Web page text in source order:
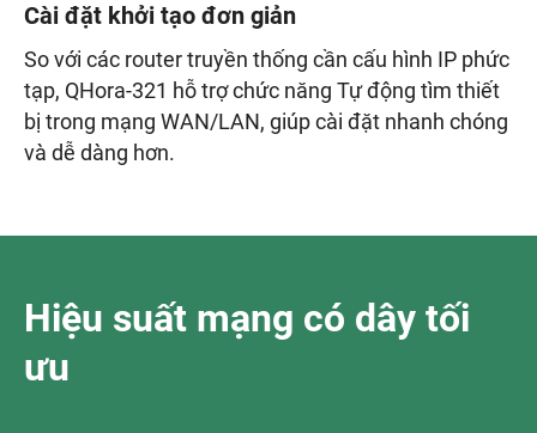
Cài đặt khởi tạo đơn giản
So với các router truyền thống cần cấu hình IP phức
tạp, QHora-321 hỗ trợ chức năng Tự động tìm thiết
bị trong mạng WAN/LAN, giúp cài đặt nhanh chóng
và dễ dàng hơn.
Hiệu suất mạng có dây tối
ưu